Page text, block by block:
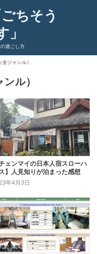
ちそう
」
過ごし方
全ジャンル）
ル）
チェンマイの日本人宿スローハ
】人見知りが泊まった感想
年4月3日